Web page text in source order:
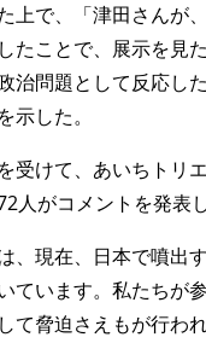
上で、「津田さんが
たことで、展示を見
治問題として反応し
示した。
受けて、あいちトリ
人がコメントを発表
、現在、日本で噴出
ています。私たちが
て脅迫さえもが行わ